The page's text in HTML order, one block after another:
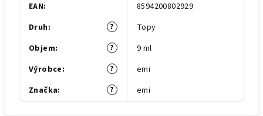
EAN:
8594200802929
?
Druh:
Topy
?
Objem:
9 ml
?
Výrobce:
emi
?
Značka: emi